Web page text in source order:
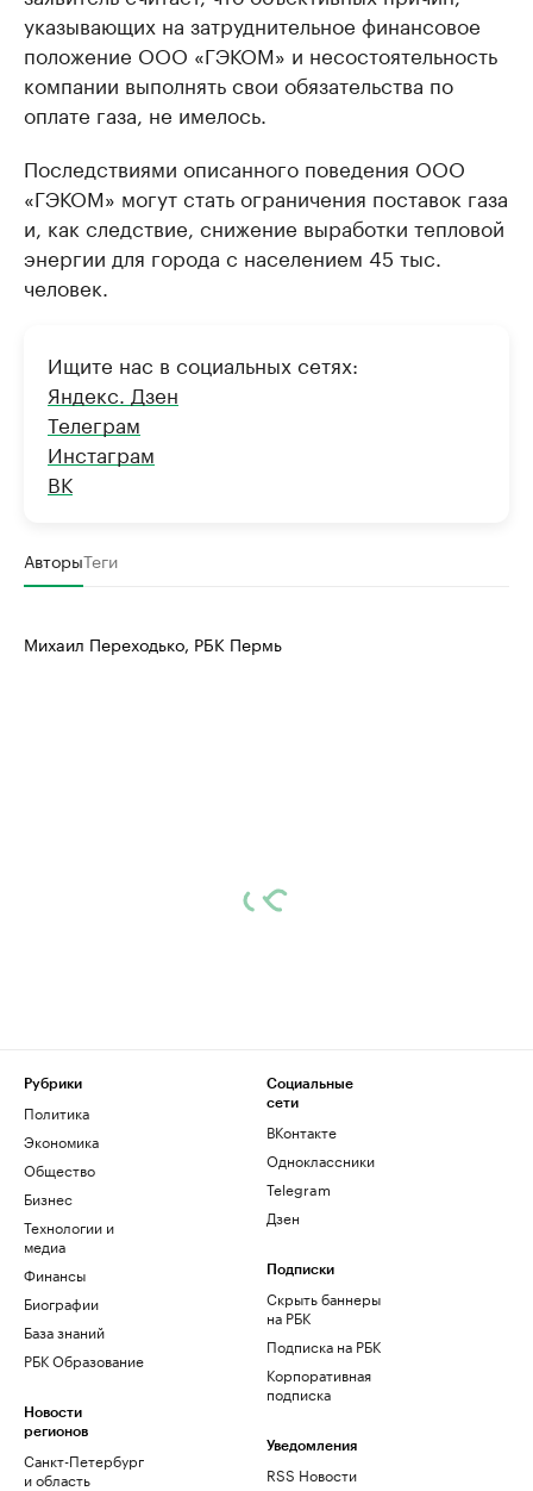
указывающих на затруднительное финансовое
положение ООО «ГЭКОМ» и несостоятельность
компании выполнять свои обязательства по
оплате газа, не имелось.
Последствиями описанного поведения ООО
«ГЭКОМ» могут стать ограничения поставок газа
и, как следствие, снижение выработки тепловой
энергии для города с населением 45 тыс.
человек.
Ищите нас в социальных сетях:
Яндекс. Дзен
Телеграм
Инстаграм
ВК
АвторыТеги
Михаил Переходько, РБК Пермь
Рубрики
Политика
Экономика
Общество
Бизнес
Технологии и
медиа
Финансы
Биографии
База знаний
РБК Образование
Новости
регионов
Санкт-Петербург
и область
Социальные
сети
ВКонтакте
Одноклассники
Telegram
Дзен
Подписки
Скрыть баннеры
на РБК
Подписка на РБК
Корпоративная
подписка
Уведомления
RSS Новости